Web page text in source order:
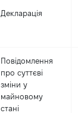
Декларація
Повідомлення
про суттєві
зміни y
майновому
стані